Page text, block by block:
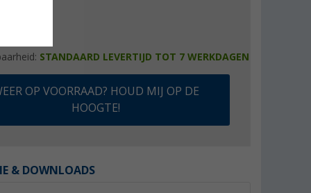
STANDAARD LEVERTIJD TOT 7 WERKDAGEN
OP VOORRAAD? HOUD MIJ OP DE
HOOGTE!
& DOWNLOADS